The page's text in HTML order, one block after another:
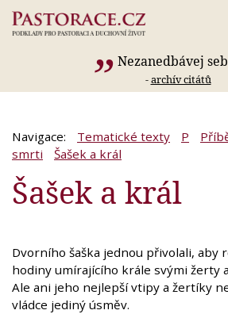
Nezanedbávej
-archív citátů
Navigace: Tematické texty P
smrti
Šašek a král
Šašek a král
Dvorního šaška jednou přivolali, aby
hodiny umírajícího krále svými žerty
Ale ani jeho nejlepší vtipy a žertíky
vládce jediný úsměv.